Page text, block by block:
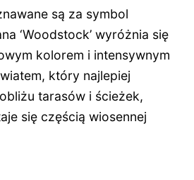
są za symbol
‘Woodstock’ wyróżnia się
kolorem i intensywnym
który najlepiej
tarasów i ścieżek,
się częścią wiosennej